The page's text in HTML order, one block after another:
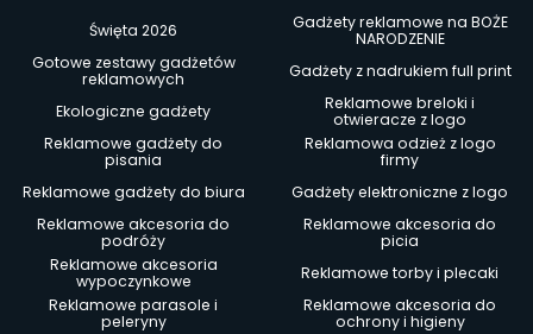
Święta 2026
Gadżety reklamowe na BOŻE
NARODZENIE
Gotowe zestawy gadżetów
reklamowych
Gadżety z nadrukiem full print
Ekologiczne gadżety
Reklamowe breloki i
otwieracze z logo
Reklamowe gadżety do
pisania
Reklamowa odzież z logo
firmy
Reklamowe gadżety do biura
Gadżety elektroniczne z logo
Reklamowe akcesoria do
podróży
Reklamowe akcesoria do
picia
Reklamowe akcesoria
wypoczynkowe
Reklamowe torby i plecaki
Reklamowe parasole i
peleryny
Reklamowe akcesoria do
ochrony i higieny